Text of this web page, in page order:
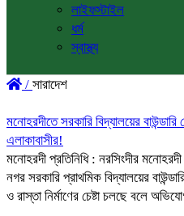
লাইফস্টাইল
ধর্ম
স্বাস্থ্য
/ সারাদেশ
মনোহরদীতে সরকারি বিদ্যালয়ের
এলাকাবাসীর!
মনোহরদী প্রতিনিধি : নরসিংদীর
নগর সরকারি প্রাথমিক বিদ্যালয়ের
ও রাস্তা নির্মাণের চেষ্টা চলছে বলে